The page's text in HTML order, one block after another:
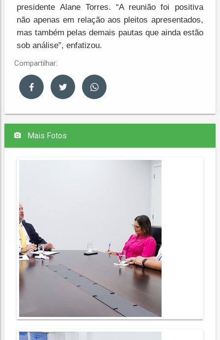
presidente Alane Torres. “A reunião foi positiva
não apenas em relação aos pleitos apresentados,
mas também pelas demais pautas que ainda estão
sob análise”, enfatizou.
Compartilhar:
Mais Fotos